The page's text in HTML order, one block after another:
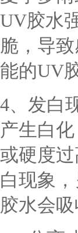
UV胶水
脆，导
能的UV
4、发白
产生白
或硬度
白现象
胶水会